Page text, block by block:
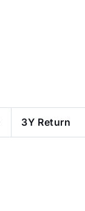
3Y Return